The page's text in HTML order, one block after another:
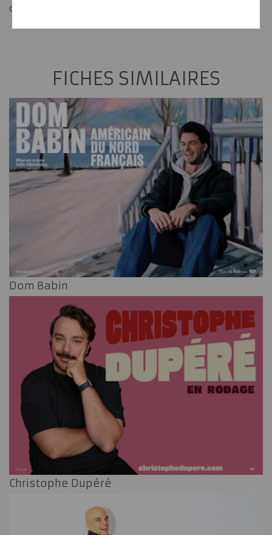
clussier@koscene.ca
FICHES SIMILAIRES
Dom Babin
Christophe Dupéré